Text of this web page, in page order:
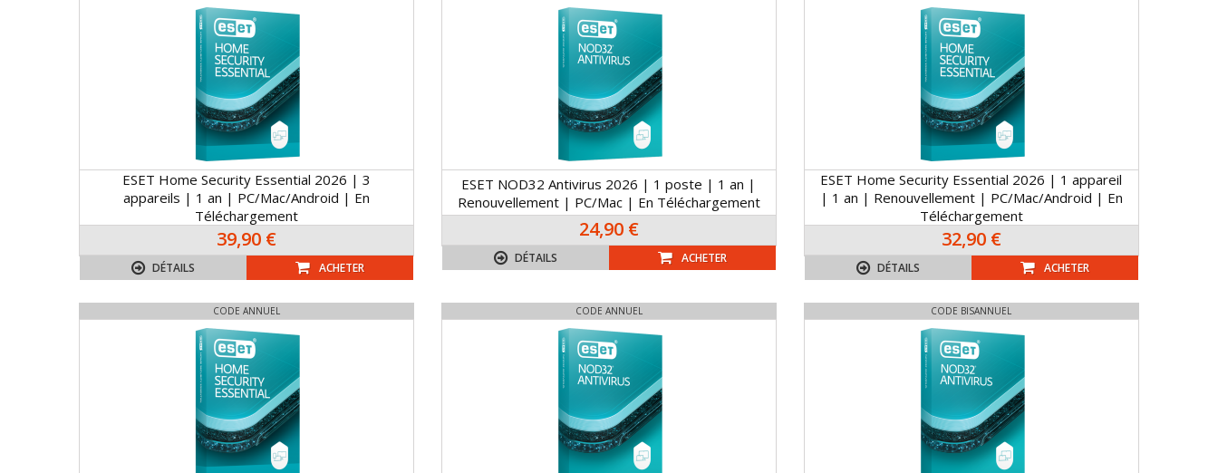
ESET Home Security Essential 2026 | 3
appareils | 1 an | PC/Mac/Android | En
Téléchargement
39,90 €
DÉTAILS ACHETER
ESET NOD32 Antivirus 2026 | 1 poste | 1 an |
Renouvellement | PC/Mac | En Téléchargement
24,90 €
DÉTAILS ACHETER
ESET Home Security Essential 2026 | 1 appareil
| 1 an | Renouvellement | PC/Mac/Android | En
Téléchargement
32,90 €
DÉTAILS ACHETER
CODE ANNUEL CODE ANNUEL CODE BISANNUEL